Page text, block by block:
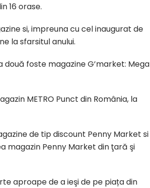
16 orase.
si, impreuna cu cel inaugurat de
la sfarsitul anului.
foste magazine G’market: Mega
METRO Punct din România, la
de tip discount Penny Market si
magazin Penny Market din ţară şi
aproape de a ieşi de pe piața din